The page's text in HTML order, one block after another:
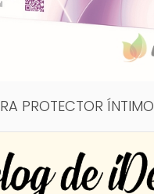
PROTECTOR ÍNTIMO